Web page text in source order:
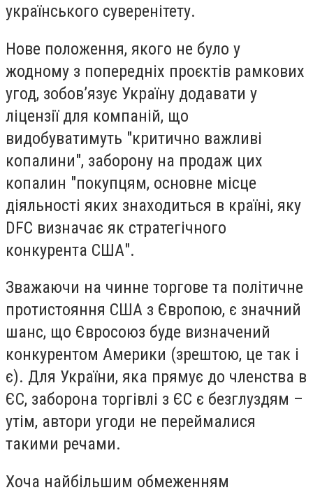
українського суверенітету.
Нове положення, якого не було у
жодному з попередніх проєктів рамкових
угод, зобов’язує Україну додавати у
ліцензії для компаній, що
видобуватимуть "критично важливі
копалини", заборону на продаж цих
копалин "покупцям, основне місце
діяльності яких знаходиться в країні, яку
DFC визначає як стратегічного
конкурента США".
Зважаючи на чинне торгове та політичне
протистояння США з Європою, є значний
шанс, що Євросоюз буде визначений
конкурентом Америки (зрештою, це так і
є). Для України, яка прямує до членства в
ЄС, заборона торгівлі з ЄС є безглуздям –
утім, автори угоди не переймалися
такими речами.
Хоча найбільшим обмеженням